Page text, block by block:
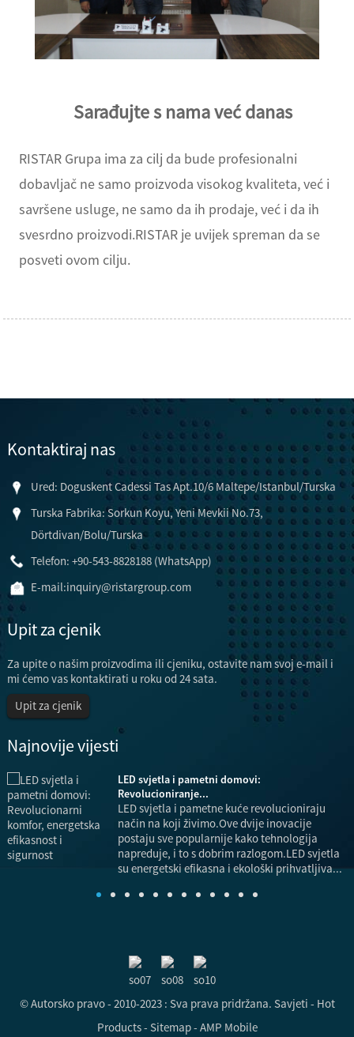
Sarađujte s nama već danas
RISTAR Grupa ima za cilj da bude profesionalni
dobavljač ne samo proizvoda visokog kvaliteta, već i
savršene usluge, ne samo da ih prodaje, već i da ih
svesrdno proizvodi.RISTAR je uvijek spreman da se
posveti ovom cilju.
Kontaktiraj nas
Ured: Doguskent Cadessi Tas Apt.10/6 Maltepe/Istanbul/Turska
Turska Fabrika: Sorkun Koyu, Yeni Mevkii No.73,
Dörtdivan/Bolu/Turska
Telefon: +90-543-8828188 (WhatsApp)
E-mail:inquiry@ristargroup.com
Upit za cjenik
Za upite o našim proizvodima ili cjeniku, ostavite nam svoj e-mail i
mi ćemo vas kontaktirati u roku od 24 sata.
Upit za cjenik
Najnovije vijesti
LED svjetla i pametni domovi:
Revolucioniranje...
LED svjetla i pametne kuće revolucioniraju
način na koji živimo.Ove dvije inovacije
postaju sve popularnije kako tehnologija
napreduje, i to s dobrim razlogom.LED svjetla
su energetski efikasna i ekološki prihvatljiva...
© Autorsko pravo - 2010-2023 : Sva prava pridržana. Savjeti - Hot
Products- Sitemap- AMP Mobile